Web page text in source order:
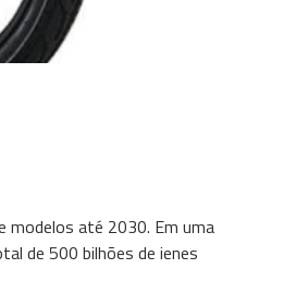
modelos até 2030. Em uma
de 500 bilhões de ienes